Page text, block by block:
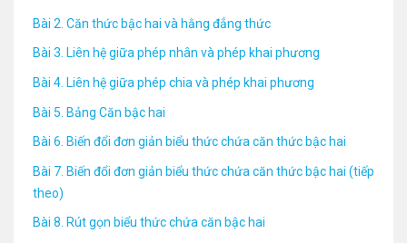
Bài 2. Căn thức bậc hai và hằng đẳng thức
Bài 3. Liên hệ giữa phép nhân và phép khai phương
Bài 4. Liên hệ giữa phép chia và phép khai phương
Bài 5. Bảng Căn bậc hai
Bài 6. Biến đổi đơn giản biểu thức chứa căn thức bậc hai
Bài 7. Biến đổi đơn giản biểu thức chứa căn thức bậc hai (tiếp
theo)
Bài 8. Rút gọn biểu thức chứa căn bậc hai